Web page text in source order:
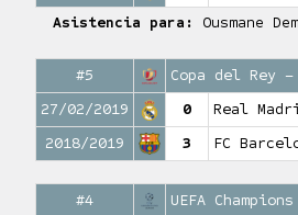
Asistencia para: Ousmane
#5
Copa del Rey
27/02/2019
0 Real
2018/2019 3 FC
#4
UEFA